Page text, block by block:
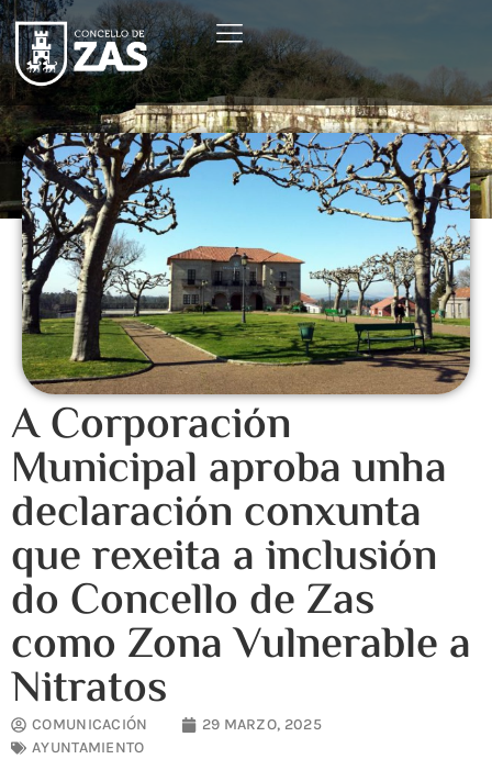
A Corporación
Municipal aproba unha
declaración conxunta
que rexeita a inclusión
do Concello de Zas
como Zona Vulnerable a
Nitratos
COMUNICACIÓN
29 MARZO, 2025
AYUNTAMIENTO